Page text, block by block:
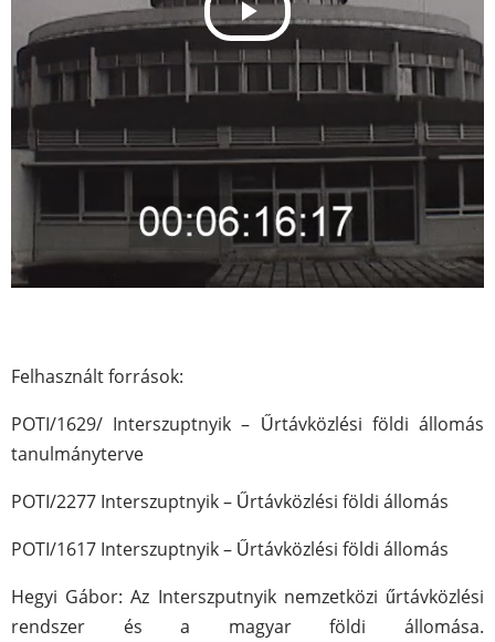
Felhasznált források:
POTI/1629/ Interszuptnyik – Űrtávközlési földi állomás
tanulmányterve
POTI/2277 Interszuptnyik – Űrtávközlési földi állomás
POTI/1617 Interszuptnyik – Űrtávközlési földi állomás
Hegyi Gábor: Az Interszputnyik nemzetközi űrtávközlési
rendszer és a magyar földi állomása.